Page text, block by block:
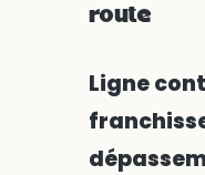
route
Ligne